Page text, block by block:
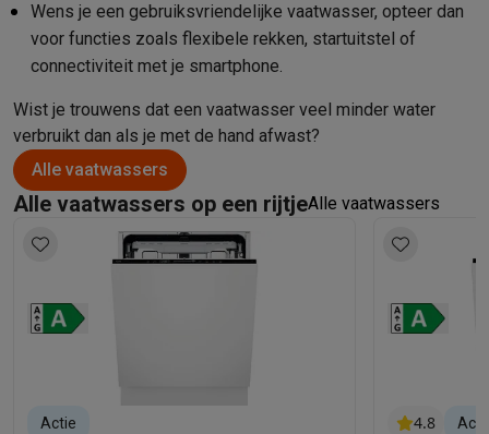
Wens je een gebruiksvriendelijke vaatwasser, opteer dan
voor functies zoals flexibele rekken, startuitstel of
connectiviteit met je smartphone.
Wist je trouwens dat een vaatwasser veel minder water
verbruikt dan als je met de hand afwast?
Alle vaatwassers
Alle vaatwassers op een rijtjeAlle vaatwassers
Actie
4.8